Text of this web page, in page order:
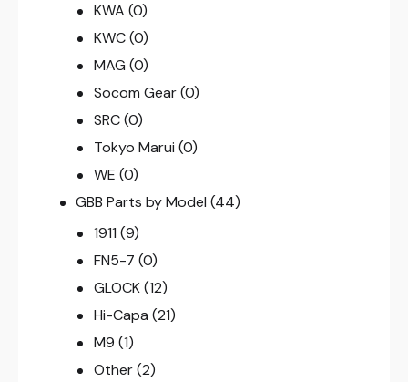
KWA (0)
KWC (0)
MAG (0)
Socom Gear (0)
SRC (0)
Tokyo Marui (0)
WE (0)
GBB Parts by Model (44)
1911 (9)
FN5-7 (0)
GLOCK (12)
Hi-Capa (21)
M9 (1)
Other (2)